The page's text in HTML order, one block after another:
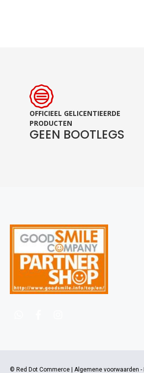
OFFICIEEL GELICENTIEERDE
PRODUCTEN
GEEN BOOTLEGS
© Red Dot Commerce | Algemene voorwaarden -